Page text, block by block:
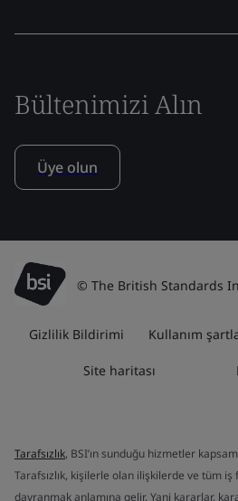
Bültenimizi Alın
Üye olun
© The British Standards
Gizlilik Bildirimi Kullanım
Site haritası
Tarafsızlık, BSI’ın sunduğu hizmetler
Tarafsızlık, kişilerle olan ilişkilerde ve tüm
davranmak anlamına gelir. Yani kararlar,